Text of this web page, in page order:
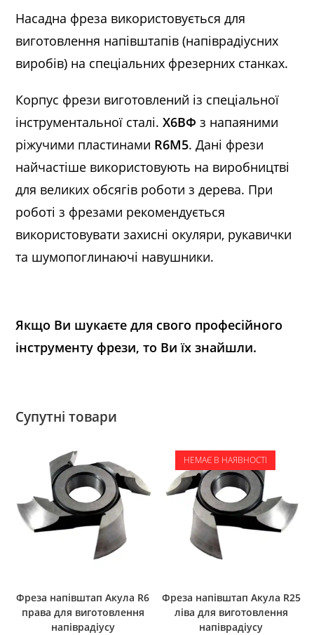
Насадна фреза використовується для
виготовлення напівштапів (напіврадіусних
виробів) на спеціальних фрезерних станках.
Корпус фрези виготовлений із спеціальної
інструментальної сталі.Х6ВФ з напаяними
ріжучими пластинами R6M5. Дані фрези
найчастіше використовують на виробництві
для великих обсягів роботи з дерева. При
роботі з фрезами рекомендується
використовувати захисні окуляри, рукавички
та шумопоглинаючі навушники.
Якщо Ви шукаєте для свого професійного
інструменту фрези, то Ви їх знайшли.
Супутні товари
Фреза напівштап Акула R6
права для виготовлення
напіврадіусу
НЕМАЄ В НАЯВНОСТІ
Фреза напівштап Акула R25
ліва для виготовлення
напіврадіусу